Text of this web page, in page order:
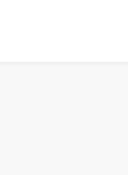
principal
o regístrate